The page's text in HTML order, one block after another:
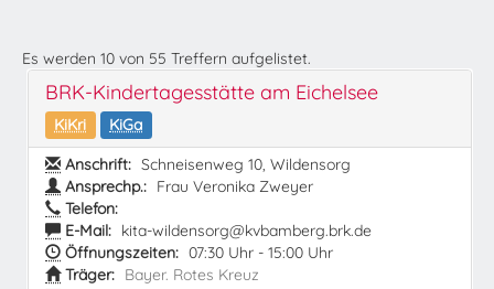
Es werden 10 von 55 Treffern aufgelistet.
BRK-Kindertagesstätte am Eichelsee
KiKri
KiGa
Anschrift: Schneisenweg 10, Wildensorg
Ansprechp.: Frau Veronika Zweyer
Telefon:
E-Mail: kita-wildensorg@kvbamberg.brk.de
Öffnungszeiten: 07:30 Uhr - 15:00 Uhr
Träger: Bayer. Rotes Kreuz